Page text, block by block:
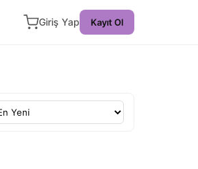
Giriş Yap Kayıt Ol